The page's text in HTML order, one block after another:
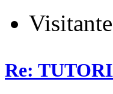
Visitante
Re: